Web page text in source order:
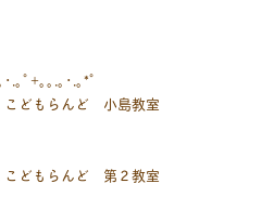
.｡ﾟ+｡｡.｡･.｡*ﾟ
こどもらんど 小島教室
こどもらんど 第２教室